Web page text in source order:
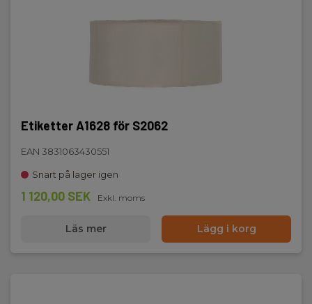
Etiketter A1628 för S2062
EAN 3831063430551
Snart på lager igen
1 120,00 SEK Exkl. moms
Läs mer Lägg i korg